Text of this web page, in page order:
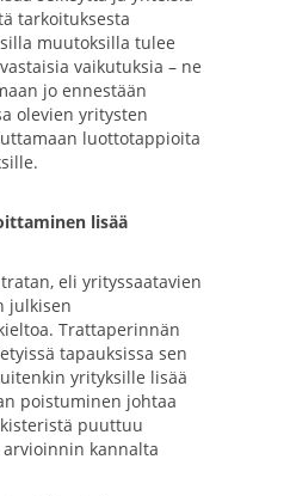
tarkoituksesta
muutoksilla tulee
vaikutuksia – ne
jo ennestään
olevien yritysten
luottotappioita
lisää
eli yrityssaatavien
julkisen
Trattaperinnän
tapauksissa sen
yrityksille lisää
poistuminen johtaa
puuttuu
kannalta